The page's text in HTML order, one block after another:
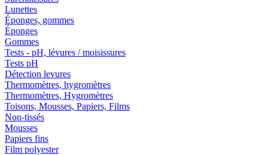
Lunettes
Éponges, gommes
Éponges
Gommes
Tests - pH, lévures / moisissures
Tests pH
Détection levures
Thermomètres, hygromètres
Thermomètres, Hygromètres
Toisons, Mousses, Papiers, Films
Non-tissés
Mousses
Papiers fins
Film polyester